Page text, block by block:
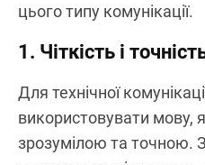
цього типу комунікації.
1. Чіткість і
Для технічної
використовувати мову,
зрозумілою та точною.